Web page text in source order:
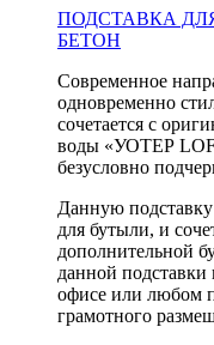
ПОДСТАВКА
БЕТОН
Современное
одновременно
сочетается с
воды «УОТЕР
безусловно
Данную
для бутыли, и
дополнительной
данной подставки
офисе или любом
грамотного